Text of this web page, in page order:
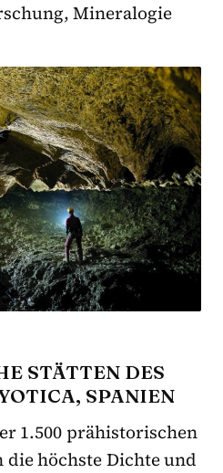
Mineralogie
STÄTTEN DES
SPANIEN
1.500 prähistorischen
höchste Dichte und